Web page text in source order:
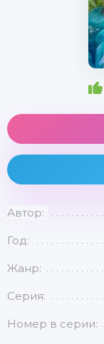
Автор:
Год:
Жанр:
Серия:
Номер в серии: